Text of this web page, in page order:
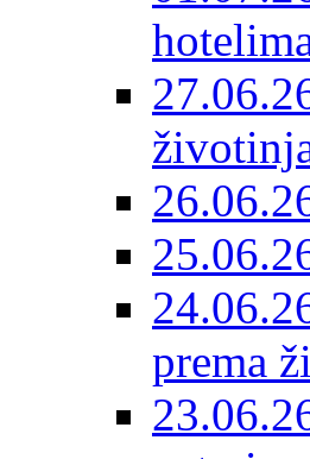
prema